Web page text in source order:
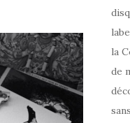
la
de